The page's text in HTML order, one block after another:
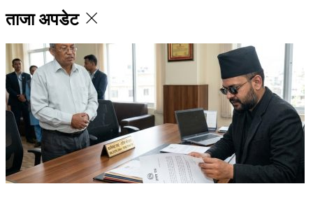
ताजा अपडेट